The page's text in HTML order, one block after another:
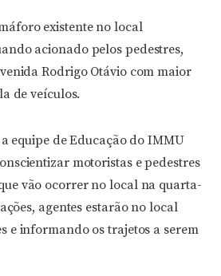
existente no local
acionado pelos pedestres,
Rodrigo Otávio com maior
de veículos.
equipe de Educação do IMMU
motoristas e pedestres
vão ocorrer no local na quarta-
agentes estarão no local
e informando os trajetos a serem